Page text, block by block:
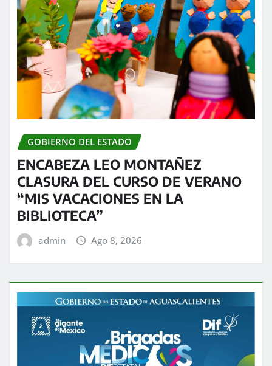
GOBIERNO DEL ESTADO
ENCABEZA LEO MONTAÑEZ
CLASURA DEL CURSO DE VERANO
“MIS VACACIONES EN LA
BIBLIOTECA”
admin Ago 8, 2026